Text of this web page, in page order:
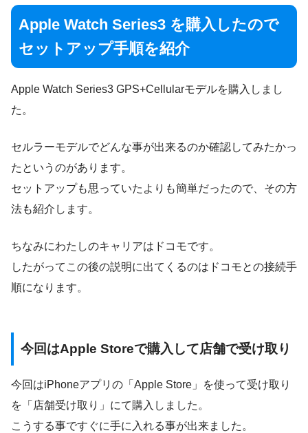
Apple Watch Series3 を購入したので
セットアップ手順を紹介
Apple Watch Series3 GPS+Cellularモデルを購入しまし
た。
セルラーモデルでどんな事が出来るのか確認してみたかっ
たというのがあります。
セットアップも思っていたよりも簡単だったので、その方
法も紹介します。
ちなみにわたしのキャリアはドコモです。
したがってこの後の説明に出てくるのはドコモとの接続手
順になります。
今回はApple Storeで購入して店舗で受け取り
今回はiPhoneアプリの「Apple Store」を使って受け取り
を「店舗受け取り」にて購入しました。
こうする事ですぐに手に入れる事が出来ました。